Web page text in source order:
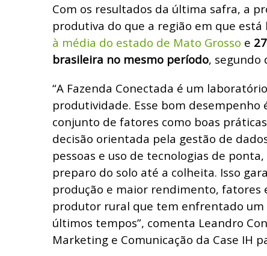
Com os resultados da última safra, a
produtiva do que a região em que está
à média do estado de Mato Grosso e
brasileira no mesmo período, segundo
“A Fazenda Conectada é um
produtividade. Esse bom desempenho
conjunto de fatores como boas
decisão orientada pela gestão de
pessoas e uso de tecnologias de
preparo do solo até a colheita. Isso
produção e maior rendimento, fatores
produtor rural que tem enfrentado um
últimos tempos”, comenta Leandro
Marketing e Comunicação da Case IH